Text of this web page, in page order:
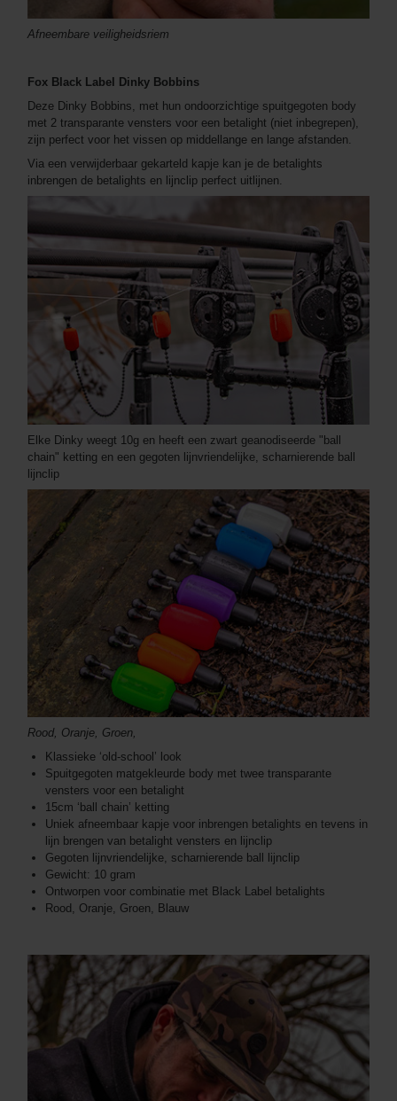
Afneembare veiligheidsriem
Fox Black Label Dinky Bobbins
Deze Dinky Bobbins, met hun ondoorzichtige spuitgegoten body
met 2 transparante vensters voor een betalight (niet inbegrepen),
zijn perfect voor het vissen op middellange en lange afstanden.
Via een verwijderbaar gekarteld kapje kan je de betalights
inbrengen de betalights en lijnclip perfect uitlijnen.
Elke Dinky weegt 10g en heeft een zwart geanodiseerde "ball
chain" ketting en een gegoten lijnvriendelijke, scharnierende ball
lijnclip
Rood, Oranje, Groen,
Klassieke ‘old-school’ look
Spuitgegoten matgekleurde body met twee transparante
vensters voor een betalight
15cm ‘ball chain’ ketting
Uniek afneembaar kapje voor inbrengen betalights en tevens in
lijn brengen van betalight vensters en lijnclip
Gegoten lijnvriendelijke, scharnierende ball lijnclip
Gewicht: 10 gram
Ontworpen voor combinatie met Black Label betalights
Rood, Oranje, Groen, Blauw